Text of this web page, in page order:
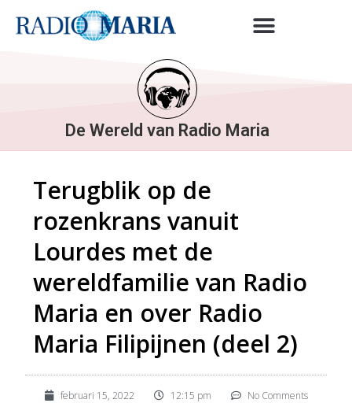
De Wereld van Radio Maria
Terugblik op de
rozenkrans vanuit
Lourdes met de
wereldfamilie van Radio
Maria en over Radio
Maria Filipijnen (deel 2)
februari 15, 2022 12:15 pm
No Comments